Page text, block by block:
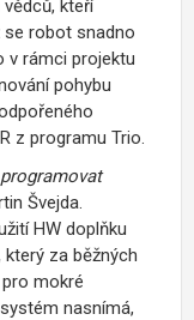
kteří
se robot snadno
v rámci projektu
pohybu
z programu Trio.
Švejda.
HW doplňku
za běžných
mokré
nasnímá,